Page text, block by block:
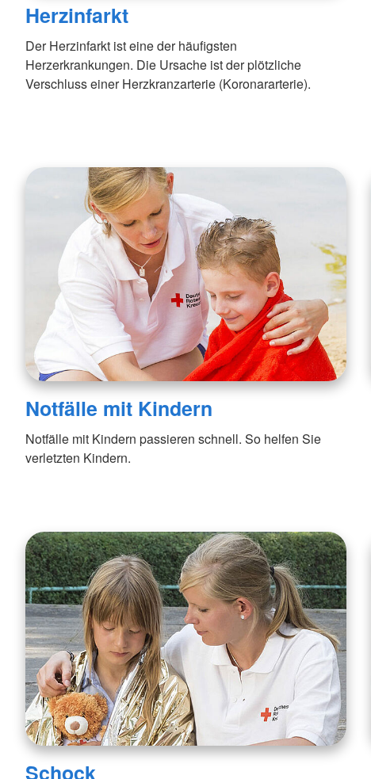
Herzinfarkt
Der Herzinfarkt ist eine der häufigsten
Herzerkrankungen. Die Ursache ist der plötzliche
Verschluss einer Herzkranzarterie (Koronararterie).
Notfälle mit Kindern
Notfälle mit Kindern passieren schnell. So helfen Sie
verletzten Kindern.
Schock